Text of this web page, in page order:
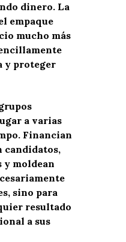
dinero. La
empaque
mucho más
y proteger
a varias
Financian
candidatos,
y moldean
sino para
resultado
a sus